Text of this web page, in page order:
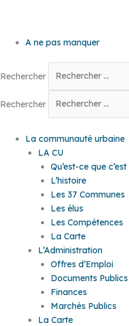
A ne pas manquer
Rechercher
Rechercher
La communauté urbaine
LA CU
Qu’est-ce que c’est
L’histoire
Les 37 Communes
Les élus
Les Compétences
La Carte
L’Administration
Offres d’Emploi
Documents Publics
Finances
Marchés Publics
La Carte